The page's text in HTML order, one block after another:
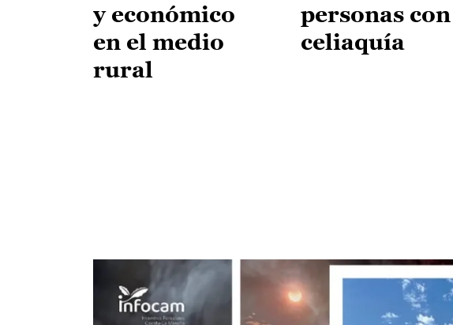
y económico
en el medio
rural
personas con
celiaquía